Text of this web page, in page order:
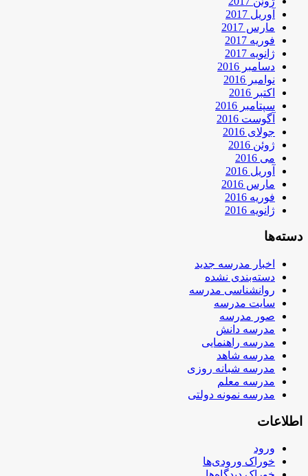
آوریل 2017
مارس 2017
فوریه 2017
ژانویه 2017
دسامبر 2016
نوامبر 2016
اکتبر 2016
سپتامبر 2016
آگوست 2016
جولای 2016
ژوئن 2016
می 2016
آوریل 2016
مارس 2016
فوریه 2016
ژانویه 2016
دسته‌ها
اخبار مدرسه جدید
دسته‌بندی نشده
روانشناسی مدرسه
سایت مدرسه
صور مدرسه
مدرسه دانش
مدرسه راهنمایی
مدرسه شاهد
مدرسه شبانه روزی
مدرسه معلم
مدرسه نمونه دولتی
اطلاعات
ورود
خوراک ورودی‌ها